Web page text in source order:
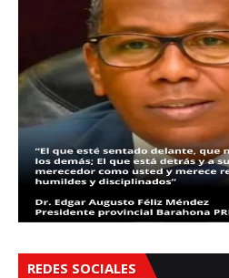
REDES SOCIALES